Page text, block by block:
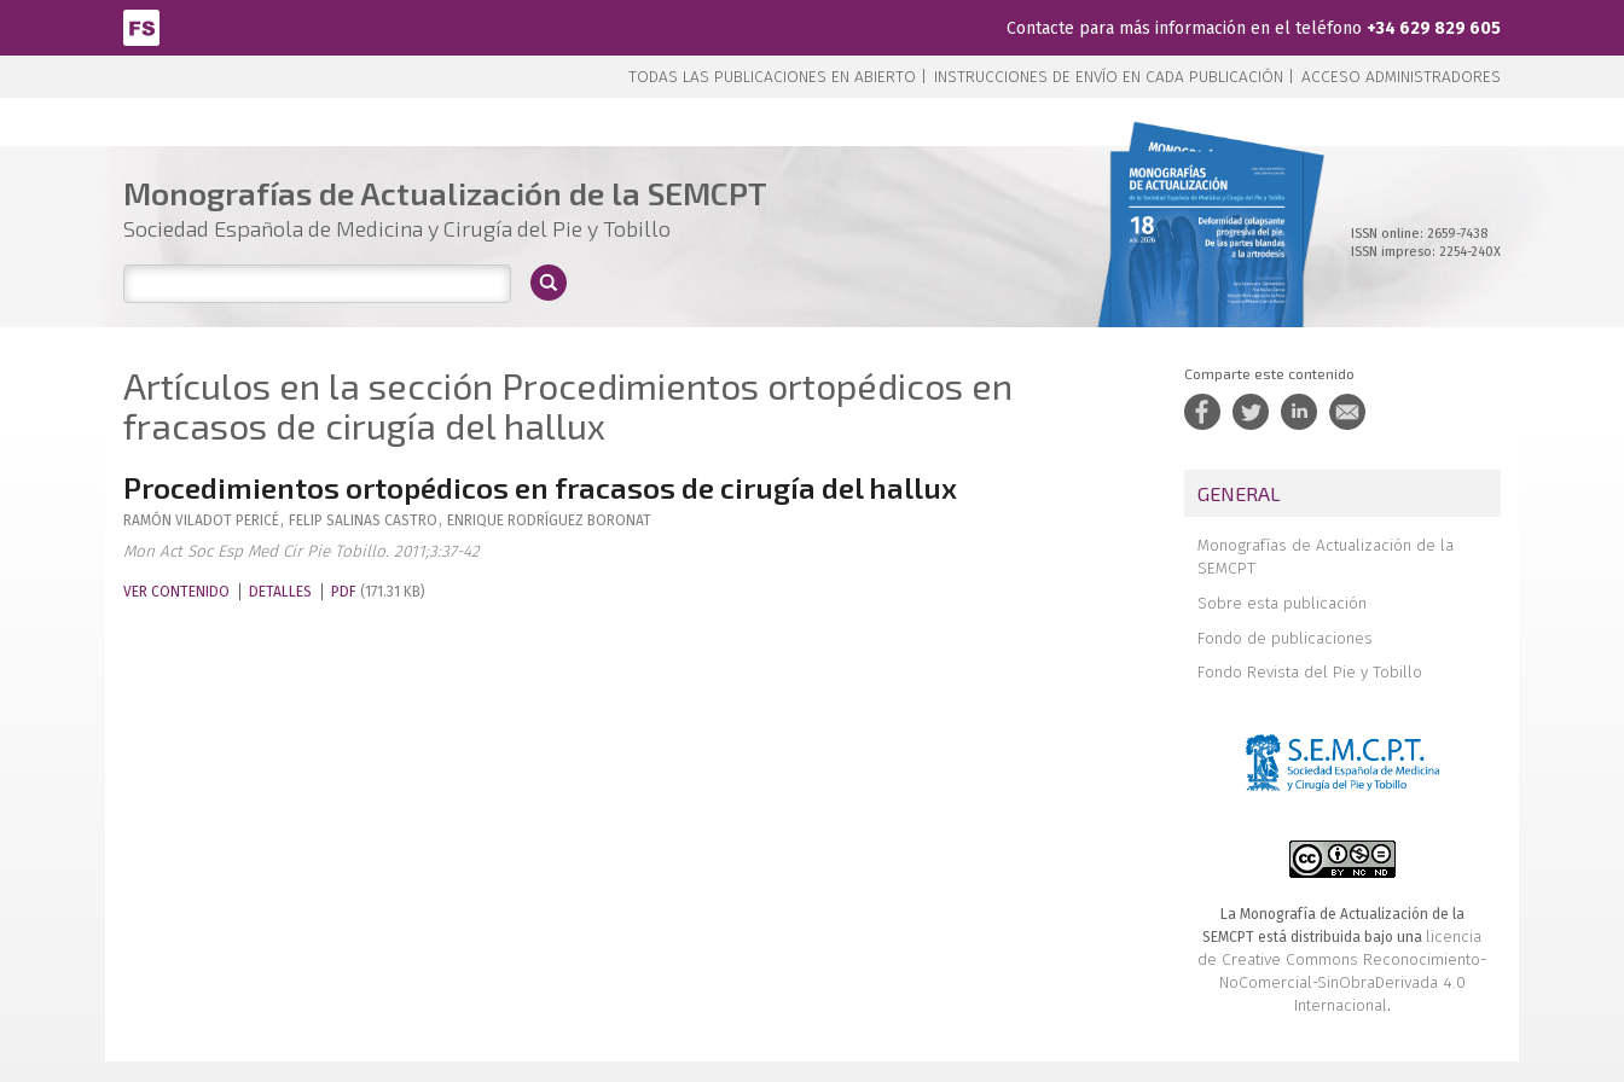
Pasar al contenido principal
Contacte para más información en el teléfono +34 629 829 605
TODAS LAS PUBLICACIONES EN ABIERTO | INSTRUCCIONES DE ENVÍO EN CADA PUBLICACIÓN | ACCESO ADMINISTRADORES
Monografías de Actualización de la SEMCPT
Sociedad Española de Medicina y Cirugía del Pie y Tobillo
ISSN online: 2659-7438
ISSN impreso: 2254-240X
Artículos en la sección Procedimientos ortopédicos en
fracasos de cirugía del hallux
Procedimientos ortopédicos en fracasos de cirugía del hallux
RAMÓN VILADOT PERICÉ, FELIP SALINAS CASTRO , ENRIQUE RODRÍGUEZ BORONAT
Mon Act Soc Esp Med Cir Pie Tobillo. 2011;3:37-42
VER CONTENIDO DETALLES PDF (171.31 KB)
Comparte este contenido
GENERAL
Monografías de Actualización de la
SEMCPT
Sobre esta publicación
Fondo de publicaciones
Fondo Revista del Pie y Tobillo
La Monografía de Actualización de la
SEMCPT está distribuida bajo una licencia
de Creative Commons Reconocimiento-
NoComercial-SinObraDerivada 4.0
Internacional.